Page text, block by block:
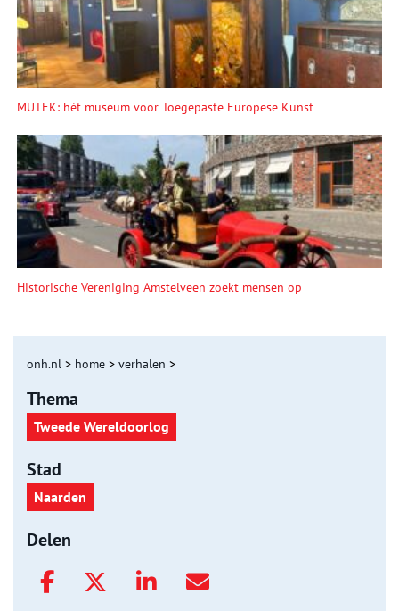
MUTEK: hét museum voor Toegepaste Europese Kunst
Historische Vereniging Amstelveen zoekt mensen op
onh.nl > home > verhalen >
Thema
Tweede Wereldoorlog
Stad
Naarden
Delen